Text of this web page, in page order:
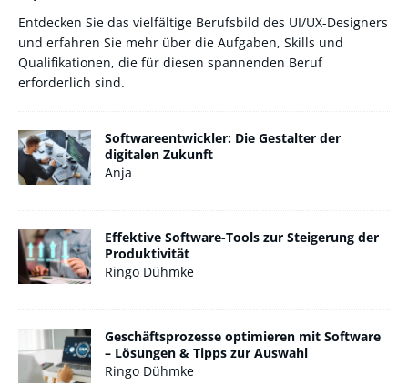
Entdecken Sie das vielfältige Berufsbild des UI/UX-Designers
und erfahren Sie mehr über die Aufgaben, Skills und
Qualifikationen, die für diesen spannenden Beruf
erforderlich sind.
Softwareentwickler: Die Gestalter der
digitalen Zukunft
Anja
Effektive Software-Tools zur Steigerung der
Produktivität
Ringo Dühmke
Geschäftsprozesse optimieren mit Software
– Lösungen & Tipps zur Auswahl
Ringo Dühmke